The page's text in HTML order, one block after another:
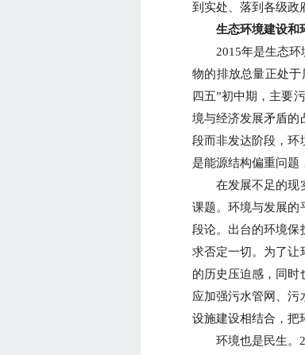
到实处、落到各级政
生态环境建设和环
2015年是生态环境
物的排放总量正处
四五”初中期，主要
境与经济发展矛盾的
段而非发达阶段，环
是能源结构偏重问题
在发展不足的现实
课题。环境与发展的
段论。出台的环境保
求否定一切。为了让
的历史压迫感，同时
应加强污水管网、污
设施建设相结合，把
环境也是民生。